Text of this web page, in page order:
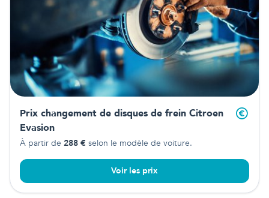
Prix changement de disques de frein Citroen
Evasion
À partir de 288 € selon le modèle de voiture.
Voir les prix